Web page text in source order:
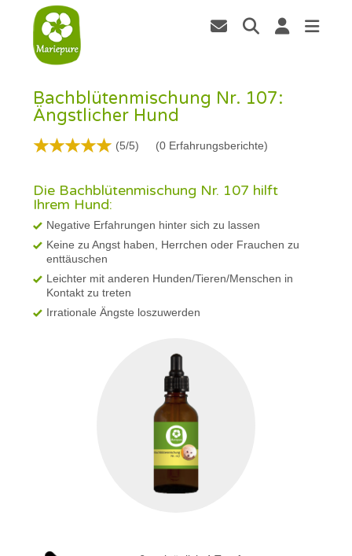
Bachblütenmischung Nr. 107:
Ängstlicher Hund
(5/5) (0 Erfahrungsberichte)
Die Bachblütenmischung Nr. 107 hilft
Ihrem Hund:
Negative Erfahrungen hinter sich zu lassen
Keine zu Angst haben, Herrchen oder Frauchen zu
enttäuschen
Leichter mit anderen Hunden/Tieren/Menschen in
Kontakt zu treten
Irrationale Ängste loszuwerden